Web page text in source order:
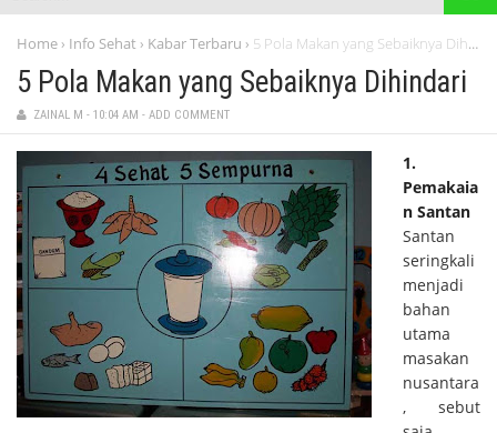
Home › Info Sehat › Kabar Terbaru › 5 Pola Makan yang Sebaiknya Dihindari
5 Pola Makan yang Sebaiknya Dihindari
ZAINAL M - 10:04 AM - ADD COMMENT
1.
Pemakaia
n Santan
Santan
seringkali
menjadi
bahan
utama
masakan
nusantara
, sebut